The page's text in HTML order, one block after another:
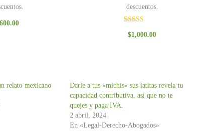
descuentos.
con
$1,000.00
relato mexicano
Darle a tus «michis» sus latitas revela tu
capacidad contributiva, así que no te
quejes y paga IVA.
2 abril, 2024
En «Legal-Derecho-Abogados»